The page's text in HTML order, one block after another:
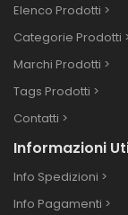
Elenco Prodotti >
Categorie Prodotti
Marchi Prodotti >
Tags Prodotti >
Contatti >
Informazioni
Info Spedizioni >
Info Pagamenti >